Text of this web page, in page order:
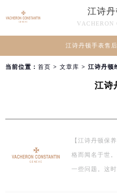
江诗
VACHERON
江诗丹顿手表售
当前位置： 首页 > 文章库 > 江诗丹顿
江诗
【江诗丹顿保
格而闻名于世
一些问题。这